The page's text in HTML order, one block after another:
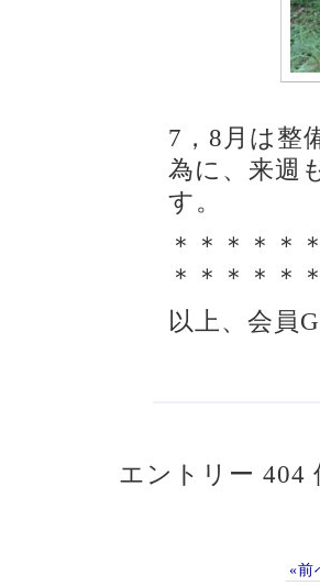
7，8月は整
為に、来週
す。
＊＊＊＊＊
＊＊＊＊＊
以上、会員
エントリー 404
«前